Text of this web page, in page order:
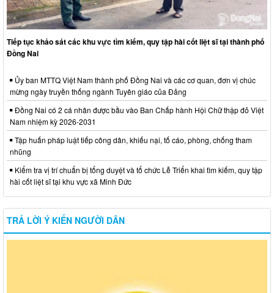
Tiếp tục khảo sát các khu vực tìm kiếm, quy tập hài cốt liệt sĩ tại thành phố
Đồng Nai
Ủy ban MTTQ Việt Nam thành phố Đồng Nai và các cơ quan, đơn vị chúc
mừng ngày truyền thống ngành Tuyên giáo của Đảng
Đồng Nai có 2 cá nhân được bầu vào Ban Chấp hành Hội Chữ thập đỏ Việt
Nam nhiệm kỳ 2026-2031
Tập huấn pháp luật tiếp công dân, khiếu nại, tố cáo, phòng, chống tham
nhũng
Kiểm tra vị trí chuẩn bị tổng duyệt và tổ chức Lễ Triển khai tìm kiếm, quy tập
hài cốt liệt sĩ tại khu vực xã Minh Đức
TRẢ LỜI Ý KIẾN NGƯỜI DÂN